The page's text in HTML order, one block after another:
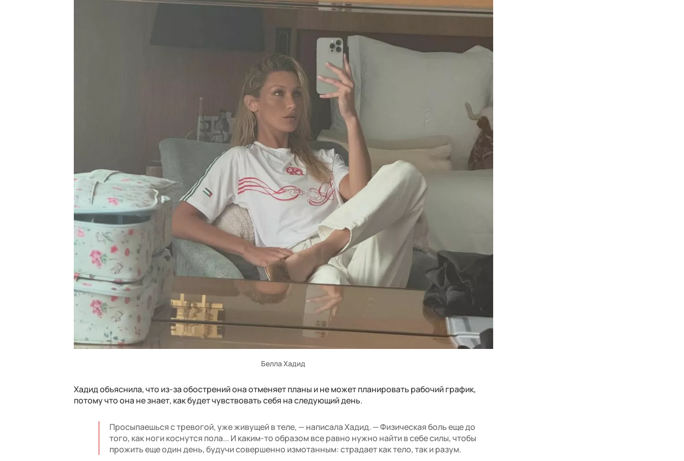
Белла Хадид
Хадид объяснила, что из-за обострений она отменяет планы и не может планировать рабочий график,
потому что она не знает, как будет чувствовать себя на следующий день.
Просыпаешься с тревогой, уже живущей в теле, — написала Хадид. — Физическая боль еще до
того, как ноги коснутся пола... И каким-то образом все равно нужно найти в себе силы, чтобы
прожить еще один день, будучи совершенно измотанным: страдает как тело, так и разум.